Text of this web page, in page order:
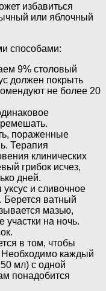
избавиться
или яблочный
способами:
9% столовый
должен покрыть
не более 20
пораженные
Терапия
клинических
грибок исчез,
дней.
и сливочное
Берется ватный
мазью,
участки на ночь.
в том, чтобы
Необходимо каждый
мл) с одной
понадобится